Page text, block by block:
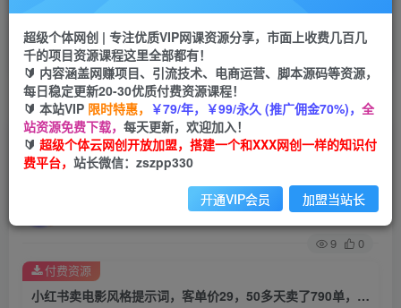
挂机
项目
脚本卡密
APP下载
GO
首页 创业课程 会员免费 正文
小红书卖电影风格提示词，客单价29，50多天卖
了790单，小白直接抄作业！
关注 私信
9 0
小红书卖电影风格提示词，客单价29，50多天卖了790单，小白直接抄作业！
付费资源
超级个体网创 | 专注优质VIP网课资源分享，市面上收费几百几
千的项目资源课程这里全部都有！
🔰 内容涵盖网赚项目、引流技术、电商运营、脚本源码等资源，
每日稳定更新20-30优质付费资源课程！
🔰 本站VIP 限时特惠， ￥79/年，￥99/永久 (推广佣金70%)， 全
站资源免费下载， 每天更新，欢迎加入！
🔰 超级个体云网创开放加盟，搭建一个和XXX网创一样的知识付
费平台， 站长微信：zszpp330
开通VIP会员 加盟当站长